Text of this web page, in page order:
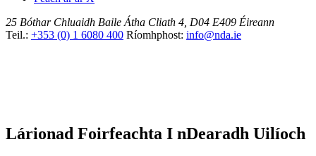
25 Bóthar Chluaidh Baile Átha Cliath 4, D04 E409 Éireann
Teil.: +353 (0) 1 6080 400 Ríomhphost: info@nda.ie
Lárionad Foirfeachta I nDearadh Uilíoch